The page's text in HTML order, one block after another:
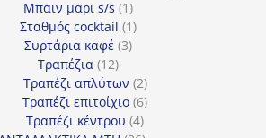
Μπαιν μαρι s/s 11
προϊόν
Σταθμός cocktail 11
Συρτάρια καφέ 33
Τραπέζια 1212
προϊόντα
Τραπέζι απλύτων 22
προϊόντα
Τραπέζι επιτοίχιο 66
προϊόντα
Τραπέζι κέντρου 44